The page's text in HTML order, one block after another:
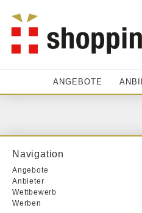
ANGEBOTE
Navigation
Angebote
Anbieter
Wettbewerb
Werben